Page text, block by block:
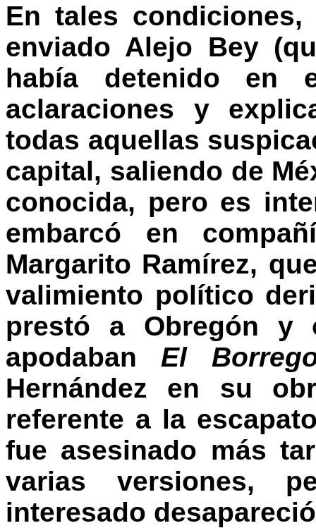
En tales
enviado Alejo Bey
había detenido en
aclaraciones y
todas aquellas
capital, saliendo de
conocida, pero es
embarcó en
Margarito Ramírez,
valimiento político
prestó a Obregón y
apodaban El
Hernández en su
referente a la
fue asesinado más
varias versiones,
interesado